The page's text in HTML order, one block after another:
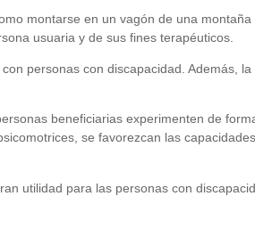
montarse en un vagón de una
usuaria y de sus fines terapéuticos.
personas con discapacidad. Además,
beneficiarias experimenten de
se favorezcan las
utilidad para las personas con